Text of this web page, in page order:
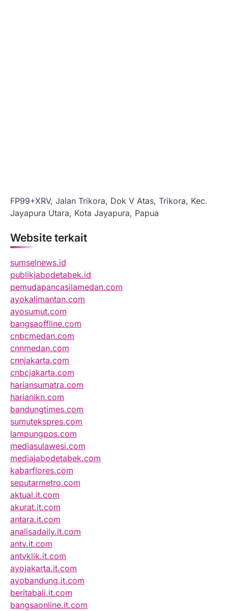
FP99+XRV, Jalan Trikora, Dok V Atas, Trikora, Kec.
Jayapura Utara, Kota Jayapura, Papua
Website terkait
sumselnews.id
publikjabodetabek.id
pemudapancasilamedan.com
ayokalimantan.com
ayosumut.com
bangsaoffline.com
cnbcmedan.com
cnnmedan.com
cnnjakarta.com
cnbcjakarta.com
hariansumatra.com
harianikn.com
bandungtimes.com
sumutekspres.com
lampungpos.com
mediasulawesi.com
mediajabodetabek.com
kabarflores.com
seputarmetro.com
aktual.it.com
akurat.it.com
antara.it.com
analisadaily.it.com
antv.it.com
antvklik.it.com
ayojakarta.it.com
ayobandung.it.com
beritabali.it.com
bangsaonline.it.com